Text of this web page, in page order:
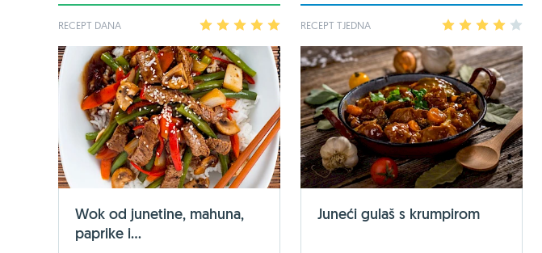
RECEPT DANA 2 3 4
Wok od junetine, mahuna,
paprike i...
RECEPT TJEDNA 2 3 4
Juneći gulaš s krumpirom